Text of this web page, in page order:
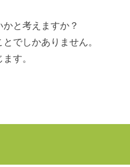
と考えますか？
でしかありません。
す。